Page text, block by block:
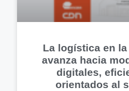
La logística en
avanza hacia
digitales,
orientados al